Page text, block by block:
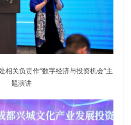
相关负责作“数字经济与投资机会”主
题演讲